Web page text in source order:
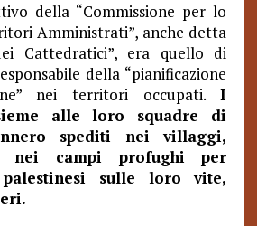
della “Commissione per lo
Amministrati”, anche detta
Cattedratici”, era quello di
della “pianificazione
nei territori occupati.I
alle loro squadre di
spediti nei villaggi,
campi profughi per
sulle loro vite,